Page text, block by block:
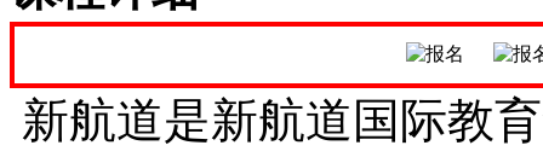
新航道是新航道国际教